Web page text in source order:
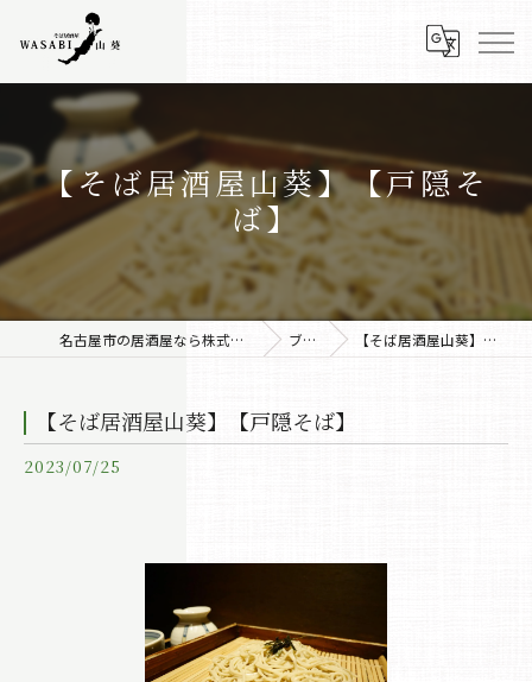
【そば居酒屋山葵】【戸隠そ
ば】
名古屋市の居酒屋なら株式会社みちしるべ ブログ 【そば居酒屋山葵】【戸隠そば】
【そば居酒屋山葵】【戸隠そば】
2023/07/25